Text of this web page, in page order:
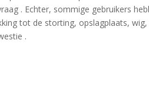
. Echter, sommige gebruikers
tot de storting, opslagplaats, wig,
.